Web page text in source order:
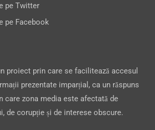
pe Twitter
pe Facebook
proiect prin care se facilitează accesul
prezentate imparțial, ca un răspuns
care zona media este afectată de
de corupție și de interese obscure.